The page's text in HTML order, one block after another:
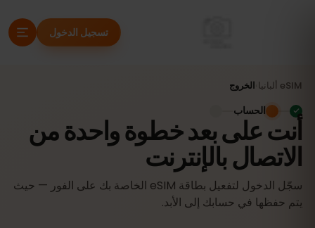
تسجيل الدخول
eSIM ألبانيا الخروج
أنت على بعد خطوة واحدة من
الاتصال بالإنترنت
سجّل الدخول لتفعيل بطاقة eSIM الخاصة بك على الفور — حيث
يتم حفظها في حسابك إلى الأبد.
الحساب